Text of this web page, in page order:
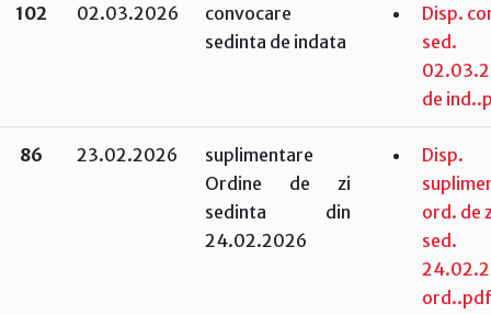
102 02.03.2026
convocare
sedinta de indata
Disp.
sed.
de
86 23.02.2026
suplimentare
Ordine de zi
sedinta din
24.02.2026
Disp.
ord. de
sed.